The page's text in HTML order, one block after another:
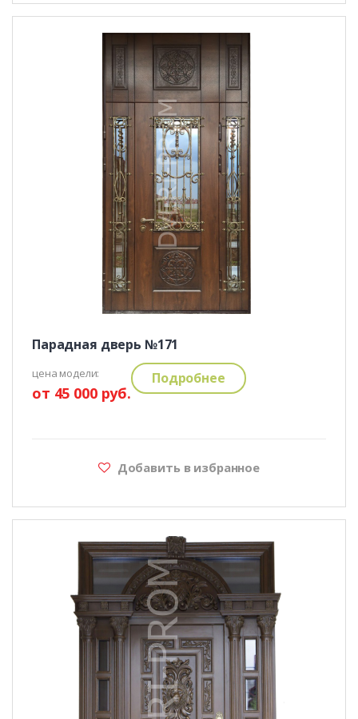
Парадная дверь №171
цена модели:
от 45 000 руб.
Подробнее
Добавить в избранное